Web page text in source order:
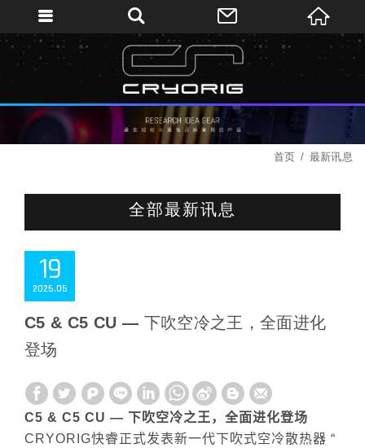
首页 最新讯息
全部最新讯息
19
05
2025
C5 & C5 CU — 下吹空冷之王，全面进化
登场
C5 & C5 CU — 下吹空冷之王，全面进化登场
CRYORIG快睿正式发表新一代下吹式空冷散热器 “